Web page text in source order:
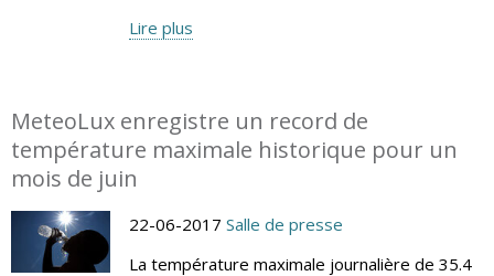
Lire plus
MeteoLux enregistre un record de
température maximale historique pour un
mois de juin
22-06-2017 Salle de presse
La température maximale journalière de 35.4